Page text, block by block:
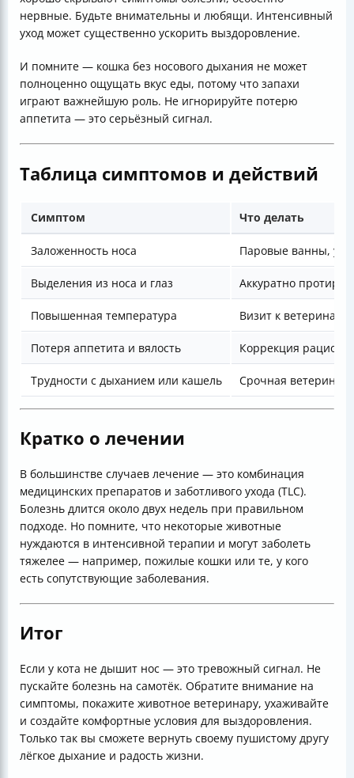
нервные. Будьте внимательны и любящи. Интенсивный
уход может существенно ускорить выздоровление.
И помните — кошка без носового дыхания не может
полноценно ощущать вкус еды, потому что запахи
играют важнейшую роль. Не игнорируйте потерю
аппетита — это серьёзный сигнал.
Таблица симптомов и действий
Симптом Что делать
Заложенность носа Паровые ванны,
Выделения из носа и глаз Аккуратно
Повышенная температура Визит к ветеринару
Потеря аппетита и вялость Коррекция
Трудности с дыханием или кашель Срочная
Кратко о лечении
В большинстве случаев лечение — это комбинация
медицинских препаратов и заботливого ухода (TLC).
Болезнь длится около двух недель при правильном
подходе. Но помните, что некоторые животные
нуждаются в интенсивной терапии и могут заболеть
тяжелее — например, пожилые кошки или те, у кого
есть сопутствующие заболевания.
Итог
Если у кота не дышит нос — это тревожный сигнал. Не
пускайте болезнь на самотёк. Обратите внимание на
симптомы, покажите животное ветеринару, ухаживайте
и создайте комфортные условия для выздоровления.
Только так вы сможете вернуть своему пушистому другу
лёгкое дыхание и радость жизни.